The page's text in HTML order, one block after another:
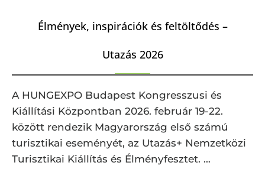
Élmények, inspirációk és feltöltődés –
Utazás 2026
A HUNGEXPO Budapest Kongresszusi és
Kiállítási Központban 2026. február 19-22.
között rendezik Magyarország első számú
turisztikai eseményét, az Utazás+ Nemzetközi
Turisztikai Kiállítás és Élményfesztet. …